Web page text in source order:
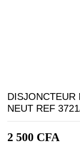
DISJONCTEUR
NEUT REF
2 500 CFA